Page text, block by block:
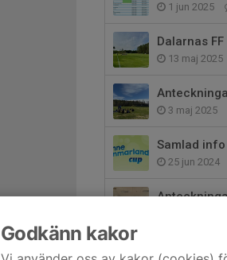
1 jun 2025
Dalarnas
13 maj 2025
3 maj 2025
Samlad
25 jun 2024
Godkänn kakor